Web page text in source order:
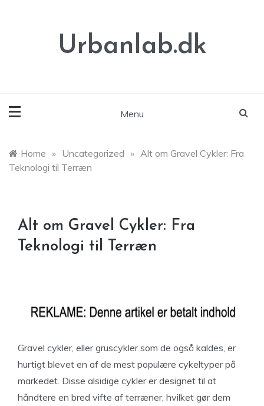
Urbanlab.dk
Menu
Home » Uncategorized » Alt om Gravel Cykler: Fra
Teknologi til Terræn
Alt om Gravel Cykler: Fra
Teknologi til Terræn
Gravel cykler, eller gruscykler som de også kaldes, er
hurtigt blevet en af de mest populære cykeltyper på
markedet. Disse alsidige cykler er designet til at
håndtere en bred vifte af terræner, hvilket gør dem